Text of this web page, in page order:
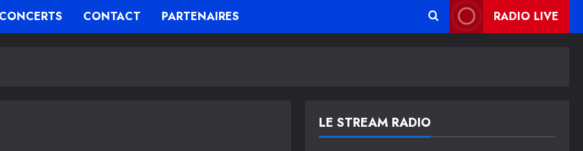
CONCERTS CONTACT PARTENAIRES RADIO LIVE
LE STREAM RADIO